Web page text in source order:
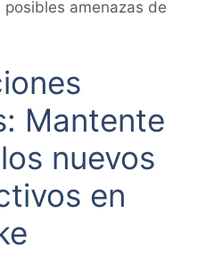
amenazas de
Mantente
nuevos
en